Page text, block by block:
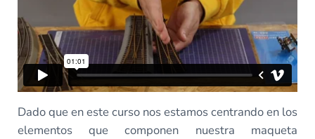
Dado que en este curso nos estamos centrando en los
elementos que componen nuestra maqueta